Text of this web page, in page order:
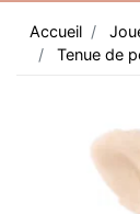
Accueil
Tenue de